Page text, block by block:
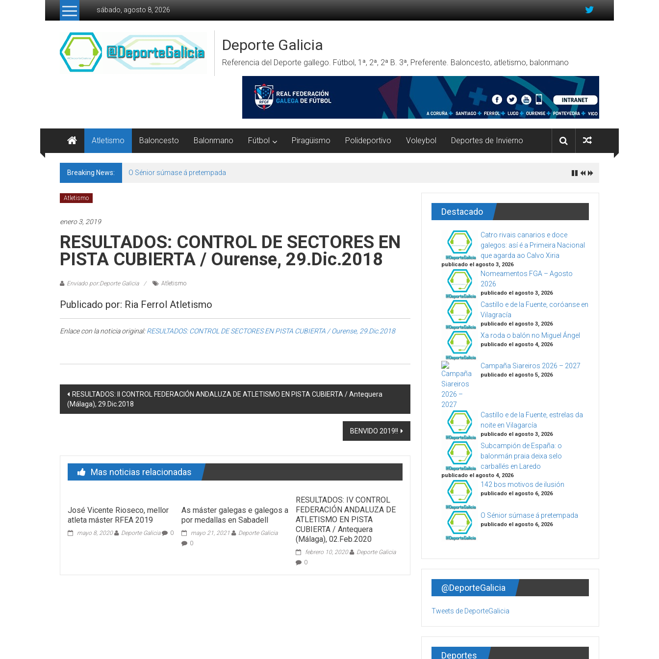
Skip to content
sábado, agosto 8, 2026
Deporte Galicia
Referencia del Deporte gallego. Fútbol, 1ª, 2ª, 2ª B. 3ª, Preferente. Baloncesto, atletismo, balonmano
Atletismo Baloncesto Balonmano Fútbol Piragüismo Polideportivo Voleybol Deportes de Invierno
Breaking News: O Sénior súmase á pretempada
Atletismo
enero 3, 2019
RESULTADOS: CONTROL DE SECTORES EN
PISTA CUBIERTA / Ourense, 29.Dic.2018
Enviado por:Deporte Galicia Atletismo
Publicado por: Ria Ferrol Atletismo
Enlace con la noticia original:RESULTADOS: CONTROL DE SECTORES EN PISTA CUBIERTA / Ourense, 29.Dic.2018
Post navigation
RESULTADOS: II CONTROL FEDERACIÓN ANDALUZA DE ATLETISMO EN PISTA CUBIERTA / Antequera
(Málaga), 29.Dic.2018
BENVIDO 2019!!
Mas noticias relacionadas
José Vicente Rioseco, mellor
atleta máster RFEA 2019
mayo 8, 2020 Deporte Galicia 0
As máster galegas e galegos a
por medallas en Sabadell
mayo 21, 2021
Deporte Galicia
0
RESULTADOS: IV CONTROL
FEDERACIÓN ANDALUZA DE
ATLETISMO EN PISTA
CUBIERTA / Antequera
(Málaga), 02.Feb.2020
febrero 10, 2020
Deporte Galicia
0
Destacado
Catro rivais canarios e doce
galegos: así é a Primeira Nacional
que agarda ao Calvo Xiria
publicado el agosto 3, 2026
Nomeamentos FGA – Agosto
2026
publicado el agosto 3, 2026
Castillo e de la Fuente, coróanse en
Vilagracía
publicado el agosto 3, 2026
Xa roda o balón no Miguel Ángel
publicado el agosto 4, 2026
Campaña Siareiros 2026 – 2027
publicado el agosto 5, 2026
Castillo e de la Fuente, estrelas da
noite en Vilagarcía
publicado el agosto 3, 2026
Subcampión de España: o
balonmán praia deixa selo
carballés en Laredo
publicado el agosto 4, 2026
142 bos motivos de ilusión
publicado el agosto 6, 2026
O Sénior súmase á pretempada
publicado el agosto 6, 2026
@DeporteGalicia
Tweets de DeporteGalicia
Deportes